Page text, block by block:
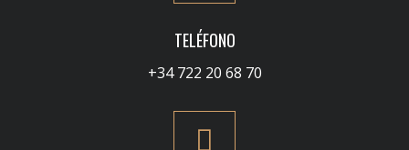
TELÉFONO
+34 722 20 68 70